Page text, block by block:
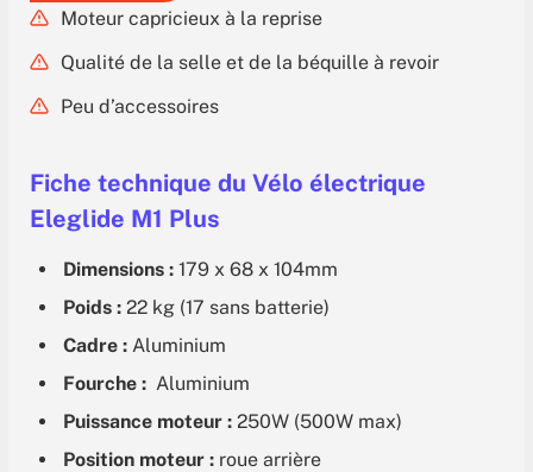
Moteur capricieux à la reprise
Qualité de la selle et de la béquille à revoir
Peu d’accessoires
Fiche technique du Vélo électrique
Eleglide M1 Plus
Dimensions : 179 x 68 x 104mm
Poids : 22 kg (17 sans batterie)
Cadre : Aluminium
Fourche : Aluminium
Puissance moteur : 250W (500W max)
Position moteur : roue arrière